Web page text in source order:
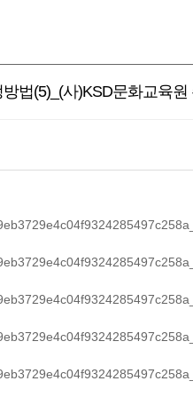
법(5)_(사)KSD문화교육원